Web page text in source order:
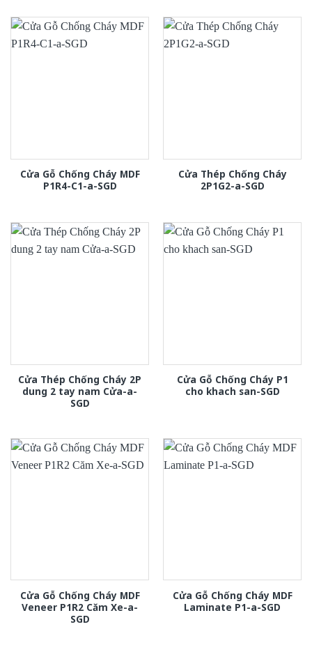
Cửa Gỗ Chống Cháy MDF
P1R4-C1-a-SGD
Cửa Thép Chống Cháy
2P1G2-a-SGD
Cửa Thép Chống Cháy 2P
dung 2 tay nam Cửa-a-
SGD
Cửa Gỗ Chống Cháy P1
cho khach san-SGD
Cửa Gỗ Chống Cháy MDF
Veneer P1R2 Căm Xe-a-
SGD
Cửa Gỗ Chống Cháy MDF
Laminate P1-a-SGD